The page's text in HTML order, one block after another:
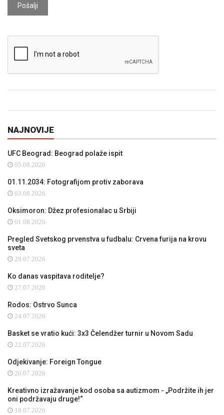
Pošalji
NAJNOVIJE
UFC Beograd: Beograd polaže ispit
05.08.2026
01.11.2034: Fotografijom protiv zaborava
03.08.2026
Oksimoron: Džez profesionalac u Srbiji
01.08.2026
Pregled Svetskog prvenstva u fudbalu: Crvena furija na krovu
sveta
29.07.2026
Ko danas vaspitava roditelje?
27.07.2026
Rodos: Ostrvo Sunca
24.07.2026
Basket se vratio kući: 3x3 Čelendžer turnir u Novom Sadu
22.07.2026
Odjekivanje: Foreign Tongue
20.07.2026
Kreativno izražavanje kod osoba sa autizmom - „Podržite ih jer
oni podržavaju druge!“
18.07.2026